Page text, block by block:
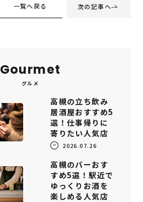
一覧へ戻る 次の記事へ
Gourmet
グルメ
高槻の立ち飲み
居酒屋おすすめ5
選！仕事帰りに
寄りたい人気店
2026.07.26
高槻のバーおす
すめ5選！駅近で
ゆっくりお酒を
楽しめる人気店